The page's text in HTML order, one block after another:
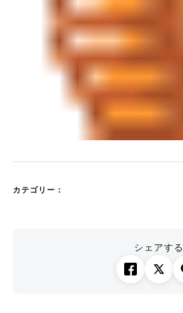
カテゴリー：
シェアする